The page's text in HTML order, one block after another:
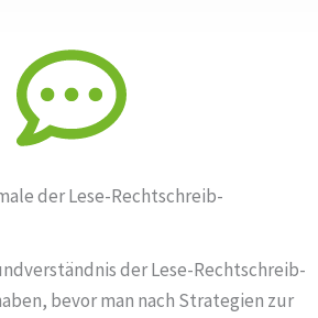
der Lese-Rechtschreib-
der Lese-Rechtschreib-
bevor man nach Strategien zur